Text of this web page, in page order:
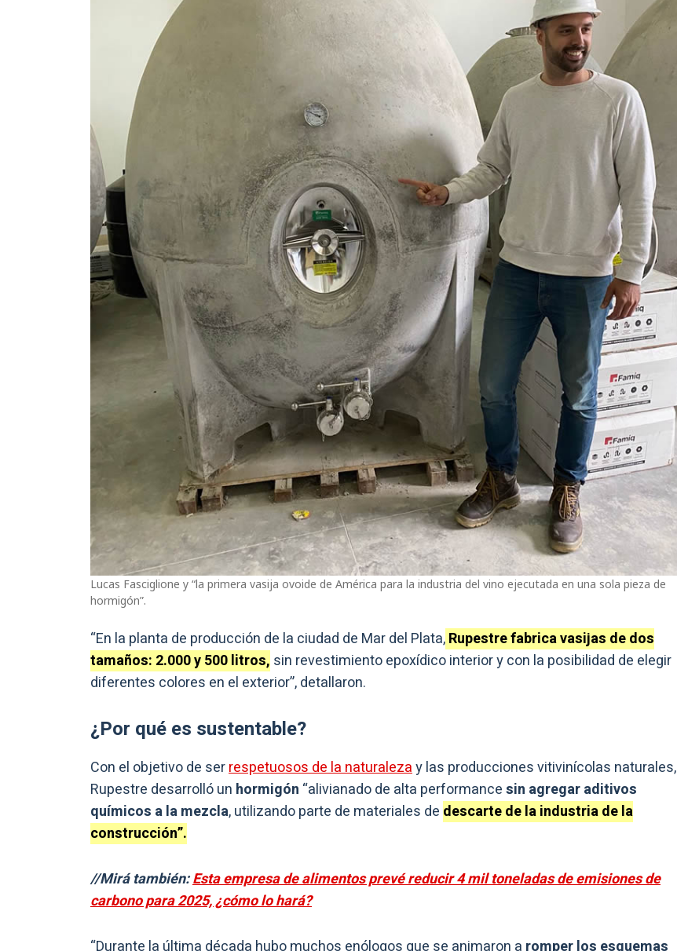
Lucas Fasciglione y “la primera vasija ovoide de América para la industria del vino ejecutada en una sola pieza de
hormigón”.
“En la planta de producción de la ciudad de Mar del Plata,Rupestre fabrica vasijas de dos
tamaños: 2.000 y 500 litros, sin revestimiento epoxídico interior y con la posibilidad de elegir
diferentes colores en el exterior”, detallaron.
¿Por qué es sustentable?
Con el objetivo de serrespetuosos de la naturalezay las producciones vitivinícolas naturales,
Rupestre desarrolló un hormigón “alivianado de alta performancesin agregar aditivos
químicos a la mezcla, utilizando parte de materiales de descarte de la industria de la
construcción”.
//Mirá también:Esta empresa de alimentos prevé reducir 4 mil toneladas de emisiones de
carbono para 2025, ¿cómo lo hará?
“Durante la última década hubo muchos enólogos que se animaron a romper los esquemas